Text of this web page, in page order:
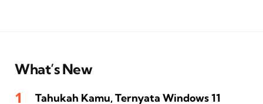
What’s New
Tahukah Kamu, Ternyata Windows 11